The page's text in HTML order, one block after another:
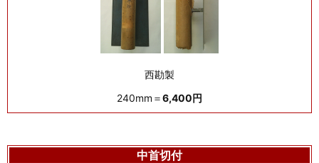
西勘製
240mm＝6,400円
中首切付